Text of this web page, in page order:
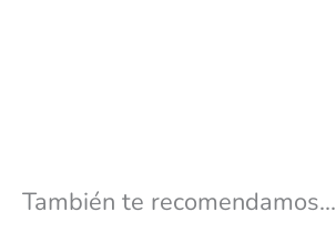
También te recomendamos…